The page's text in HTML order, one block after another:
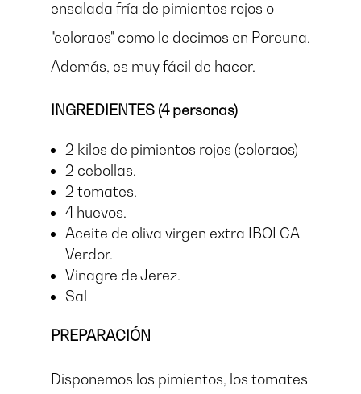
ensalada fría de pimientos rojos o
"coloraos" como le decimos en Porcuna.
Además, es muy fácil de hacer.
INGREDIENTES (4 personas)
2 kilos de pimientos rojos (coloraos)
2 cebollas.
2 tomates.
4 huevos.
Aceite de oliva virgen extra IBOLCA
Verdor.
Vinagre de Jerez.
Sal
PREPARACIÓN
Disponemos los pimientos, los tomates